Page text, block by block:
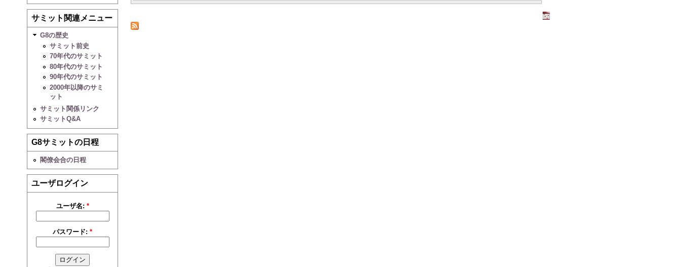
サミット関連メニュー
G8の歴史
サミット前史
70年代のサミット
80年代のサミット
90年代のサミット
2000年以降のサミ
ット
サミット関係リンク
サミットQ&A
G8サミットの日程
閣僚会合の日程
ユーザログイン
ユーザ名: *
パスワード:*